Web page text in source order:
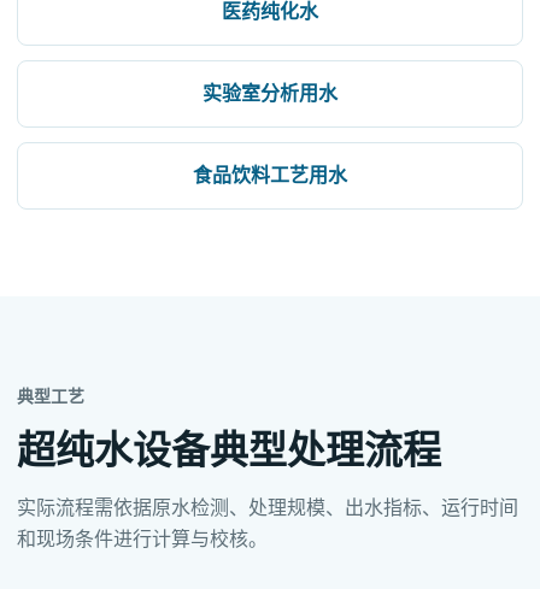
医药纯化水
实验室分析用水
食品饮料工艺用水
典型工艺
超纯水设备典型处理流程
实际流程需依据原水检测、处理规模、出水指标、运行时间
和现场条件进行计算与校核。